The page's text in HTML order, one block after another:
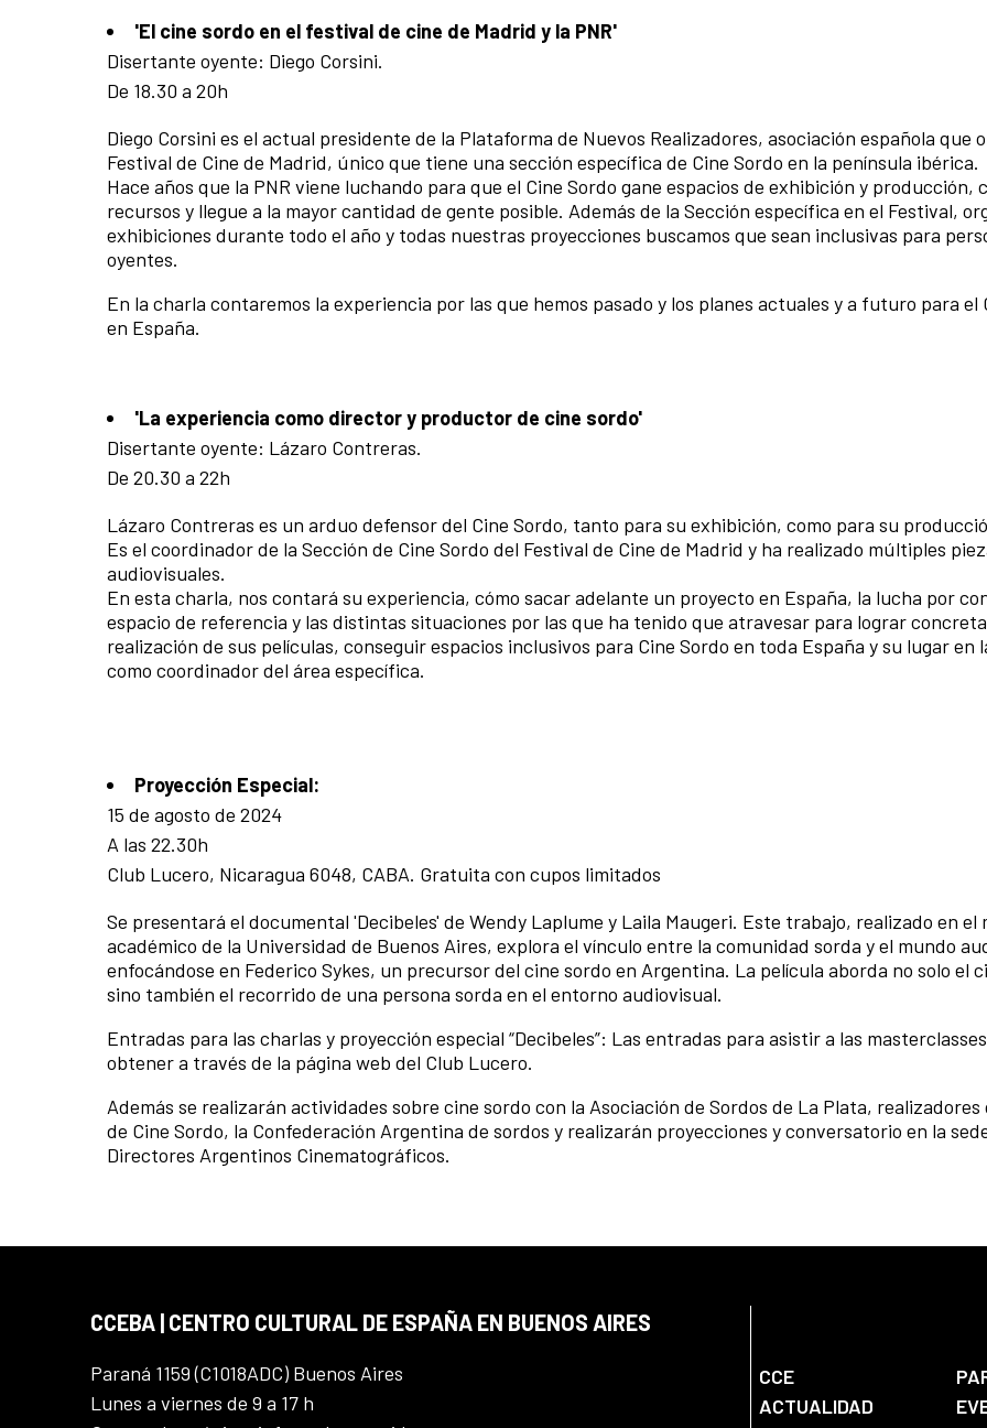
'El cine sordo en el festival de cine de Madrid y la PNR'
Disertante oyente: Diego Corsini.
De 18.30 a 20h
Diego Corsini es el actual presidente de la Plataforma de Nuevos Realizadores, asociación española que
Festival de Cine de Madrid, único que tiene una sección específica de Cine Sordo en la península ibérica.
Hace años que la PNR viene luchando para que el Cine Sordo gane espacios de exhibición y producción,
recursos y llegue a la mayor cantidad de gente posible. Además de la Sección específica en el Festival,
exhibiciones durante todo el año y todas nuestras proyecciones buscamos que sean inclusivas para
oyentes.
En la charla contaremos la experiencia por las que hemos pasado y los planes actuales y a futuro para el
en España.
'La experiencia como director y productor de cine sordo'
Disertante oyente: Lázaro Contreras.
De 20.30 a 22h
Lázaro Contreras es un arduo defensor del Cine Sordo, tanto para su exhibición, como para su
Es el coordinador de la Sección de Cine Sordo del Festival de Cine de Madrid y ha realizado múltiples
audiovisuales.
En esta charla, nos contará su experiencia, cómo sacar adelante un proyecto en España, la lucha por
espacio de referencia y las distintas situaciones por las que ha tenido que atravesar para lograr
realización de sus películas, conseguir espacios inclusivos para Cine Sordo en toda España y su lugar en
como coordinador del área específica.
Proyección Especial:
15 de agosto de 2024
A las 22.30h
Club Lucero, Nicaragua 6048, CABA. Gratuita con cupos limitados
Se presentará el documental 'Decibeles' de Wendy Laplume y Laila Maugeri. Este trabajo, realizado en el
académico de la Universidad de Buenos Aires, explora el vínculo entre la comunidad sorda y el mundo
enfocándose en Federico Sykes, un precursor del cine sordo en Argentina. La película aborda no solo el
sino también el recorrido de una persona sorda en el entorno audiovisual.
Entradas para las charlas y proyección especial “Decibeles”: Las entradas para asistir a las
obtener a través de la página web del Club Lucero.
Además se realizarán actividades sobre cine sordo con la Asociación de Sordos de La Plata, realizadores
de Cine Sordo, la Confederación Argentina de sordos y realizarán proyecciones y conversatorio en la
Directores Argentinos Cinematográficos.
CCEBA | CENTRO CULTURAL DE ESPAÑA EN BUENOS AIRES
Paraná 1159 (C1018ADC) Buenos Aires
Lunes a viernes de 9 a 17 h
CCE
ACTUALIDAD